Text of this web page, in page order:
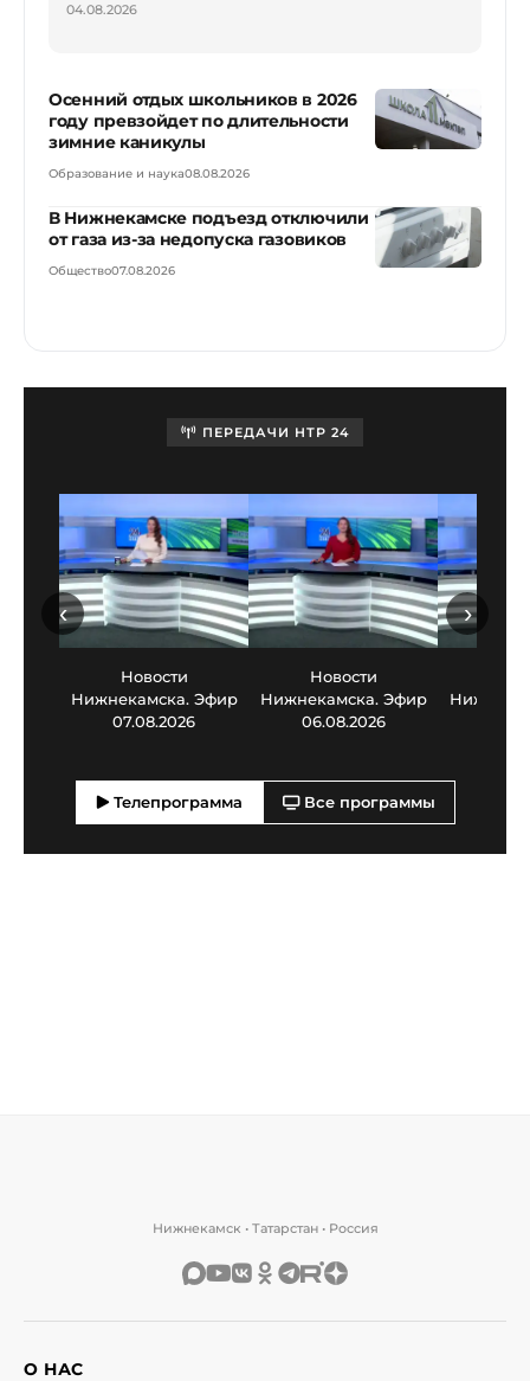
04.08.2026
Осенний отдых школьников в 2026
году превзойдет по длительности
зимние каникулы
Образование и наука08.08.2026
В Нижнекамске подъезд отключили
от газа из-за недопуска газовиков
Общество07.08.2026
ПЕРЕДАЧИ НТР 24
Новости
Нижнекамска. Эфир
07.08.2026
Новости
Нижнекамска. Эфир
06.08.2026
‹ ›
Телепрограмма Все программы
Нижнекамск • Татарстан • Россия
О НАС